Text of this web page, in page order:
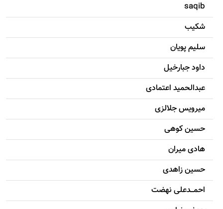
saqib
شکيب
سليم پویان
داود جبارخیل
عبدالحمید اعتمادی
میرویس جلالزی
حسين کوهی
هادی ميران
حسين زاهدی
احمـــدعلی نهضت